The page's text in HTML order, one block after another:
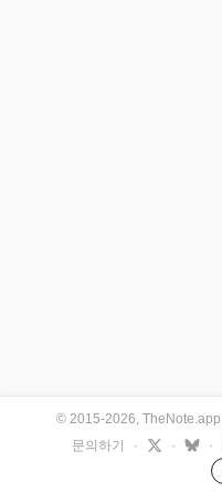
© 2015-2026, TheNote.app
문의하기
· · ·